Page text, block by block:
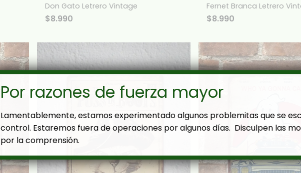
Don Gato Letrero Vintage
$8.990
Fernet Branca Letrero
$8.990
Por razones de fuerza mayor
Lamentablemente, estamos experimentado algunos problemitas que se
control. Estaremos fuera de operaciones por algunos días. Disculpen las
por la comprensión.